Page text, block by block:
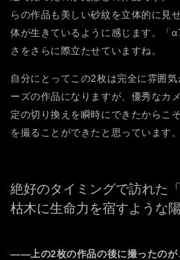
らの作品も美しい砂紋を立体的に見
体が生きているように感じます。「
さをさらに際立たせていますね。
自分にとってこの2枚は完全に雰囲
ーズの作品になりますが、優秀なカ
定の切り換えを瞬時にできたからこ
を撮ることができたと思っています。
絶好のタイミングで訪れた
枯木に生命力を宿すような
――上の2枚の作品の後に撮ったのが